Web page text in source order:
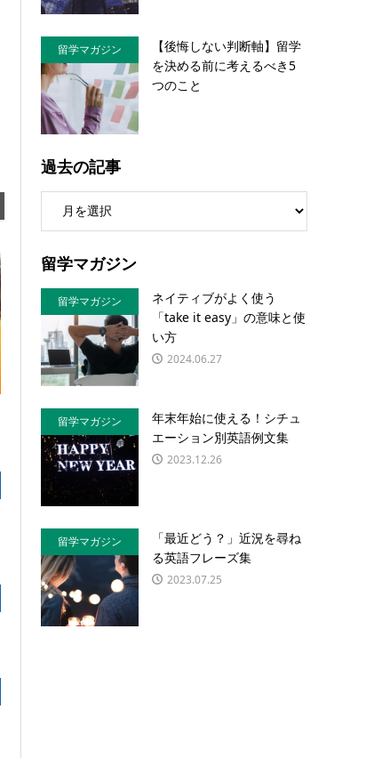
留学マガジン
【後悔しない判断軸】留学
を決める前に考えるべき5
つのこと
過去の記事
留学マガジン
留学マガジン
ネイティブがよく使う
「take it easy」の意味と使
い方
2024.06.27
留学マガジン
年末年始に使える！シチュ
エーション別英語例文集
2023.12.26
留学マガジン
「最近どう？」近況を尋ね
る英語フレーズ集
2023.07.25